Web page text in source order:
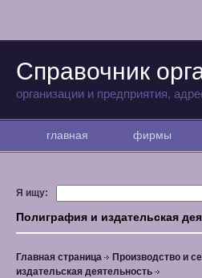
Справочник
организации и предприятия,
главная фирмы
Я ищу:
Полиграфия и издательская
Главная страница Производство и
издательская деятельность